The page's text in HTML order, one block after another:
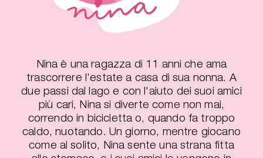
Nina è una ragazza di 11 anni che ama
trascorrere l'estate a casa di sua nonna. A
due passi dal lago e con l'aiuto dei suoi amici
più cari, Nina si diverte come non mai,
correndo in bicicletta o, quando fa troppo
caldo, nuotando. Un giorno, mentre giocano
come al solito, Nina sente una strana fitta